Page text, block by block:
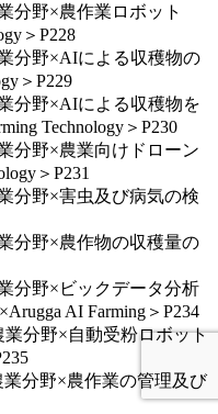
分野×農作業ロボット
＞P228
分野×AIによる収穫物の
＞P229
分野×AIによる収穫物を
Technology＞P230
分野×農業向けドローン
＞P231
分野×害虫及び病気の検
分野×農作物の収穫量の
分野×ビックデータ分析
AI Farming＞P234
業分野×自動受粉ロボット
分野×農作業の管理及び